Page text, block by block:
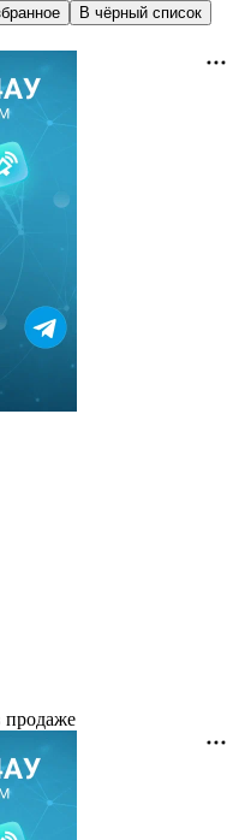
В чёрный список
продаже